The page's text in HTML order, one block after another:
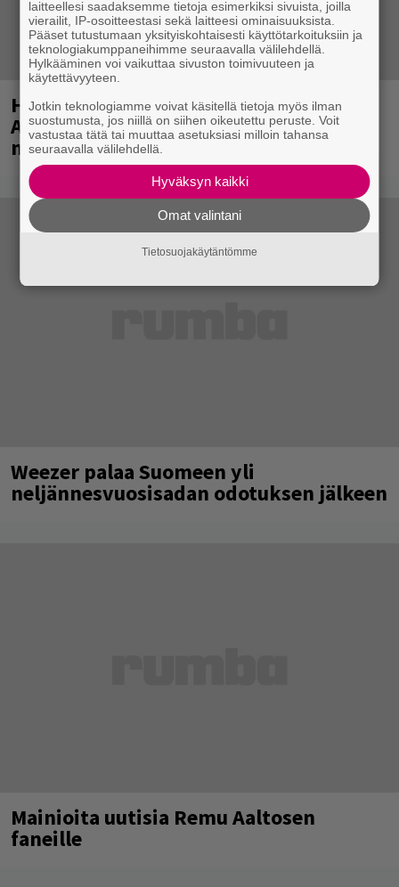
Huomenna se ilmestyy – CMX:stä tutun
A.W. Yrjänän uutuusalbumi om
mammuttimainen kokonaisuus
Weezer palaa Suomeen yli
neljännesvuosisadan odotuksen jälkeen
Mainioita uutisia Remu Aaltosen
faneille
laitteellesi saadaksemme tietoja esimerkiksi sivuista, joilla
vierailit, IP-osoitteestasi sekä laitteesi ominaisuuksista.
Pääset tutustumaan yksityiskohtaisesti käyttötarkoituksiin ja
teknologiakumppaneihimme seuraavalla välilehdellä.
Hylkääminen voi vaikuttaa sivuston toimivuuteen ja
käytettävyyteen.
Jotkin teknologiamme voivat käsitellä tietoja myös ilman
suostumusta, jos niillä on siihen oikeutettu peruste. Voit
vastustaa tätä tai muuttaa asetuksiasi milloin tahansa
seuraavalla välilehdellä.
Hyväksyn kaikki
Omat valintani
Tietosuojakäytäntömme